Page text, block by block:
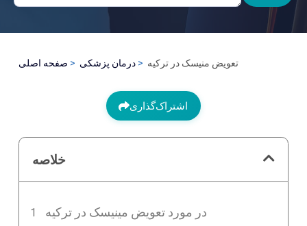
صفحه اصلی درمان پزشکی تعویض منیسک در ترکیه
اشتراک‌گذاری
خلاصه
در مورد تعویض مینیسک در ترکیه